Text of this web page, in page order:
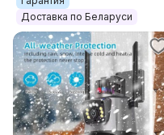
камера для улицы, FullHD
Доставка по Беларуси